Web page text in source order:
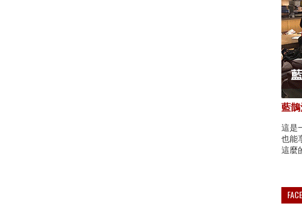
藍
這是
也能
這麼